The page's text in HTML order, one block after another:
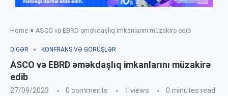
Home » ASCO və EBRD əməkdaşlıq imkanlarını müzakirə edib
DIGƏR KONFRANS VƏ GÖRÜŞLƏR
ASCO və EBRD əməkdaşlıq imkanlarını müzakirə
edib
27/09/2023 0 comments 1 views 0 minutes read